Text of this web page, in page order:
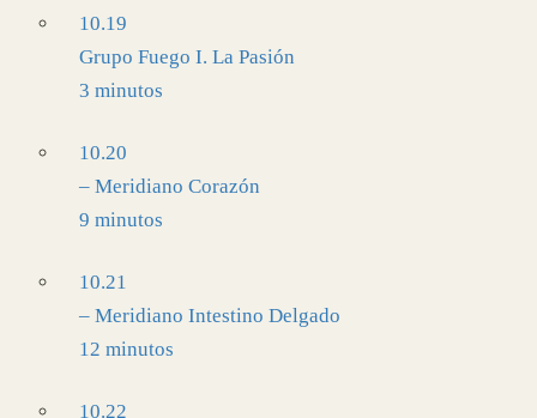
10.19
Grupo Fuego I. La Pasión
3 minutos
10.20
– Meridiano Corazón
9 minutos
10.21
– Meridiano Intestino Delgado
12 minutos
10.22